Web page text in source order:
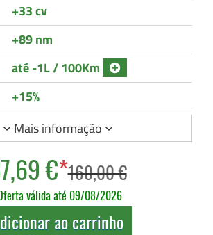
+33 cv
+89 nm
até -1L / 100Km
+15%
Mais informação
€*160,00 €
válida até 09/08/2026
ao carrinho